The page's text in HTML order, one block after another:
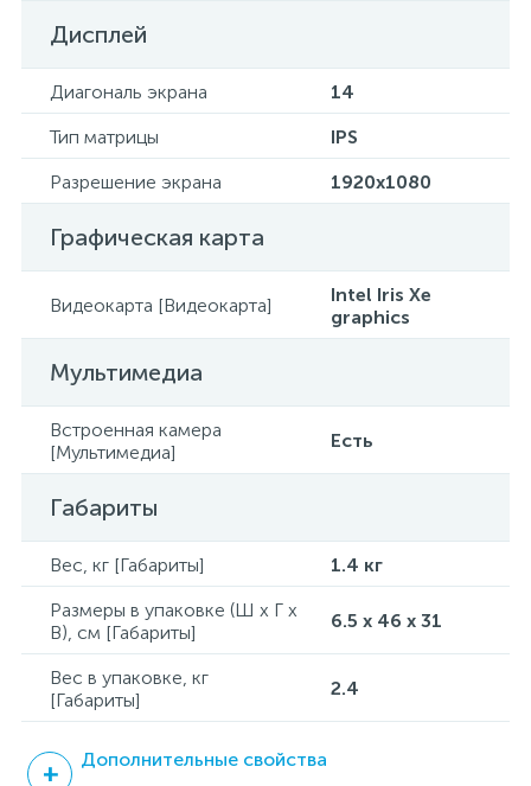
Дисплей
Диагональ экрана
14
Тип матрицы
IPS
Разрешение экрана
1920x1080
Графическая карта
Видеокарта [Видеокарта]
Intel Iris Xe
graphics
Мультимедиа
Встроенная камера
[Мультимедиа]
Есть
Габариты
Вес, кг [Габариты]
1.4 кг
Размеры в упаковке (Ш x Г x
В), см [Габариты]
6.5 x 46 x 31
Вес в упаковке, кг
[Габариты]
2.4
Дополнительные свойства